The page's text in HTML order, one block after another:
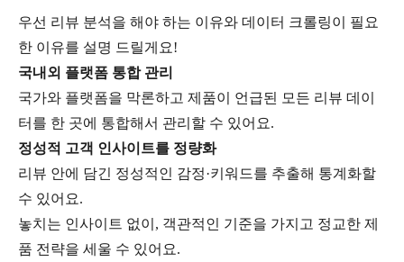
우선 리뷰 분석을 해야 하는 이유와 데이터 크롤링이 필요
한 이유를 설명 드릴게요!
국내외 플랫폼 통합 관리
국가와 플랫폼을 막론하고 제품이 언급된 모든 리뷰 데이
터를 한 곳에 통합해서 관리할 수 있어요.
정성적 고객 인사이트를 정량화
리뷰 안에 담긴 정성적인 감정·키워드를 추출해 통계화할
수 있어요.
놓치는 인사이트 없이, 객관적인 기준을 가지고 정교한 제
품 전략을 세울 수 있어요.